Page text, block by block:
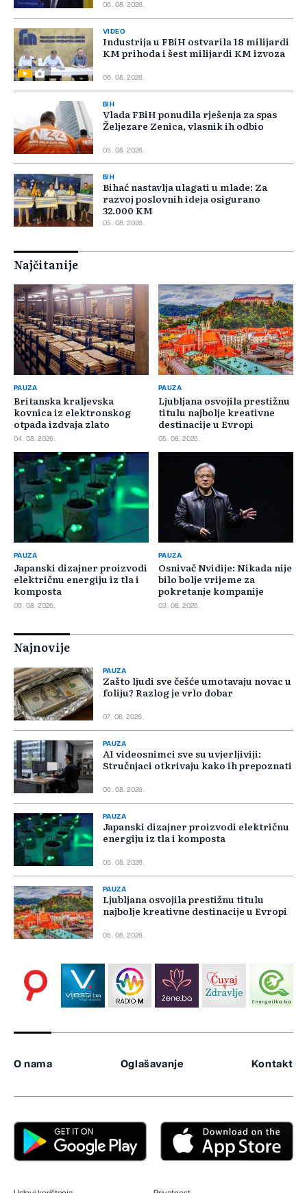
06. 08. 2026.
VIDEO
Industrija u FBiH ostvarila 18 milijardi
KM prihoda i šest milijardi KM izvoza
06. 08. 2026.
BIH
Vlada FBiH ponudila rješenja za spas
Željezare Zenica, vlasnik ih odbio
05. 08. 2026.
BIH
Bihać nastavlja ulagati u mlade: Za
razvoj poslovnih ideja osigurano
32.000 KM
05. 08. 2026.
Najčitanije
PAUZA
Britanska kraljevska
kovnica iz elektronskog
otpada izdvaja zlato
04. 08. 2026.
PAUZA
Ljubljana osvojila prestižnu
titulu najbolje kreativne
destinacije u Evropi
05. 08. 2026.
PAUZA
Japanski dizajner proizvodi
električnu energiju iz tla i
komposta
05. 08. 2026.
PAUZA
Osnivač Nvidije: Nikada nije
bilo bolje vrijeme za
pokretanje kompanije
03. 08. 2026.
Najnovije
PAUZA
Zašto ljudi sve češće umotavaju novac u
foliju? Razlog je vrlo dobar
07. 08. 2026.
PAUZA
AI videosnimci sve su uvjerljiviji:
Stručnjaci otkrivaju kako ih prepoznati
06. 08. 2026.
PAUZA
Japanski dizajner proizvodi električnu
energiju iz tla i komposta
05. 08. 2026.
PAUZA
Ljubljana osvojila prestižnu titulu
najbolje kreativne destinacije u Evropi
05. 08. 2026.
O nama Oglašavanje Kontakt